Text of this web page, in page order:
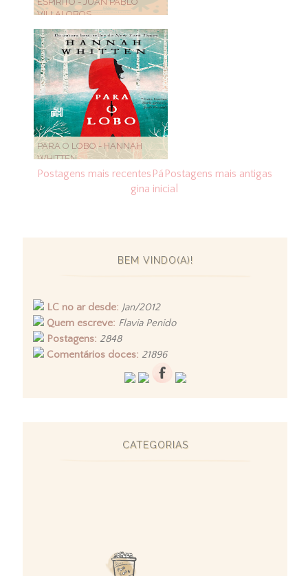
VILLALOBOS
PARA O LOBO - HANNAH
WHITTEN
Postagens mais recentes Postagens mais antigas
Pá
gina inicial
BEM VINDO(A)!
LC no ar desde: Jan/2012
Quem escreve: Flavia Penido
Postagens: 2848
Comentários doces: 21896
CATEGORIAS